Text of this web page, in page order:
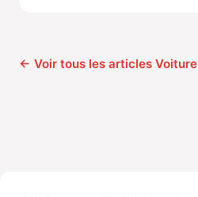
← Voir tous les articles Voiture